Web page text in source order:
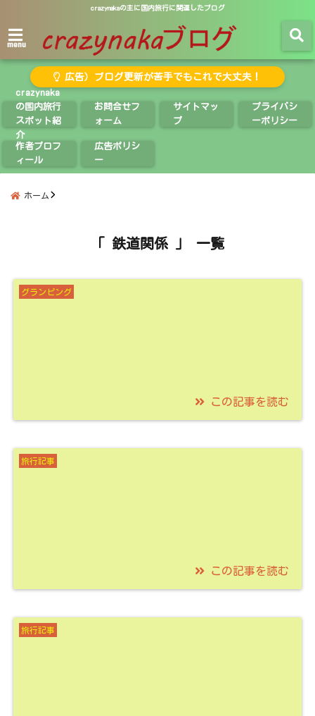
crazynakaの主に国内旅行に関連したブログ
menu
広告）ブログ更新が苦手でもこれで大丈夫！
crazynaka
の国内旅行
スポット紹
介
お問合せフ
ォーム
サイトマッ
プ
プライバシ
ーポリシー
作者プロフ
ィール
広告ポリシ
ー
ホーム
「 鉄道関係 」 一覧
グランピング
天浜線で鉄印ゲットし
グランピングに宿泊！
この記事を読む
旅行記事
天竜浜名湖鉄道で鉄印
旅！懐かしい転車台見
この記事を読む
旅行記事